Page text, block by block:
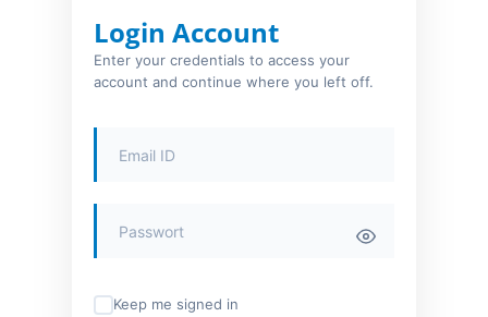
Login Account
Enter your credentials to access your
account and continue where you left off.
Keep me signed in